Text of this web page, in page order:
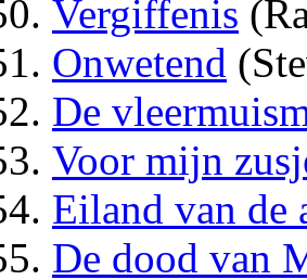
Vergiffenis
Onwetend
De
Voor mijn
Eiland van de
De dood van